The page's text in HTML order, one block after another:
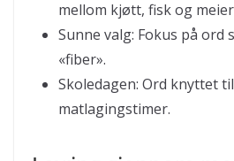
mellom kjøtt, fisk og
Sunne valg: Fokus på ord
«fiber».
Skoledagen: Ord knyttet
matlagingstimer.